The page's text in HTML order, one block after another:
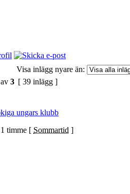
Visa inlägg nyare än:
av 3 [ 39 inlägg ]
ungars klubb
timme [ Sommartid ]